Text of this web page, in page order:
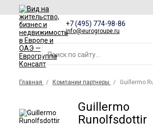
+7 (495) 774-98-86
info@eurogroupe.ru
Главная Компании партнеры Guillermo
Guillermo
Runolfsdottir